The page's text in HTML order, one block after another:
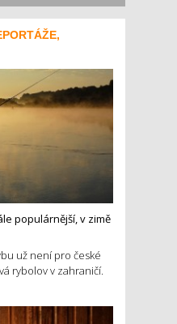
populárnější, v zimě
už není pro české
rybolov v zahraničí.